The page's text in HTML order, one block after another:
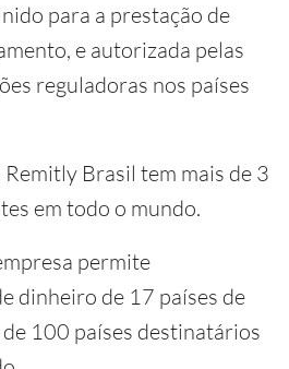
para a prestação de
e autorizada pelas
reguladoras nos países
Remitly Brasil tem mais de 3
em todo o mundo.
permite
dinheiro de 17 países de
100 países destinatários